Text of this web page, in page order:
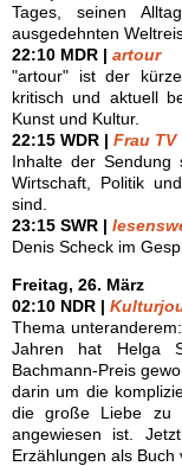
Tages, seinen
ausgedehnten
22:10 MDR | artour
"artour" ist der
kritisch und aktuell
Kunst und Kultur.
22:15 WDR | Frau TV
Inhalte der Sendung
Wirtschaft, Politik
sind.
23:15 SWR |
Denis Scheck im
Freitag, 26. März
02:10 NDR |
Thema
Jahren hat Helga
Bachmann-Preis
darin um die
die große Liebe zu
angewiesen ist.
Erzählungen als Buch